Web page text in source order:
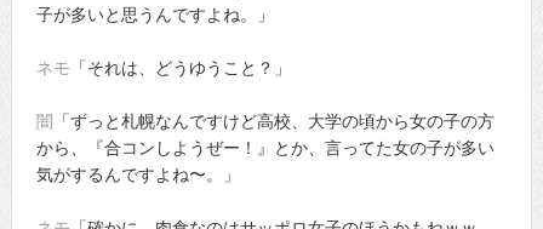
子が多いと思うんですよね。」
ネモ 「それは、どうゆうこと？」
闇 「ずっと札幌なんですけど高校、大学の頃から女の子の方
から、『合コンしようぜー！』とか、言ってた女の子が多い
気がするんですよね〜。」